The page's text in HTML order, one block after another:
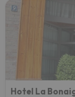
Hotel La